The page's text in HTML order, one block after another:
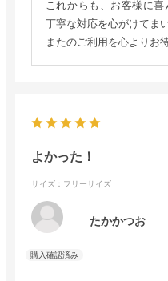
これからも、お客様に
丁寧な対応を心がけてま
またのご利用を心よりお
よかった！
サイズ：フリーサイズ
たかかつお